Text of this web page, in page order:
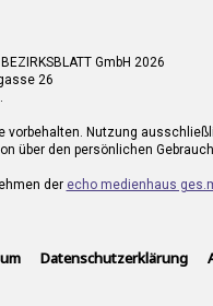
GmbH 2026
26
vorbehalten. Nutzung
über den persönlichen
der echo medienhaus
Datenschutzerklärung